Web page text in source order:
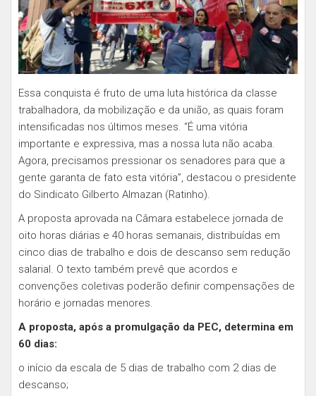
Essa conquista é fruto de uma luta histórica da classe
trabalhadora, da mobilização e da união, as quais foram
intensificadas nos últimos meses. “É uma vitória
importante e expressiva, mas a nossa luta não acaba.
Agora, precisamos pressionar os senadores para que a
gente garanta de fato esta vitória”, destacou o presidente
do Sindicato Gilberto Almazan (Ratinho).
A proposta aprovada na Câmara estabelece jornada de
oito horas diárias e 40 horas semanais, distribuídas em
cinco dias de trabalho e dois de descanso sem redução
salarial. O texto também prevê que acordos e
convenções coletivas poderão definir compensações de
horário e jornadas menores.
A proposta, após a promulgação da PEC, determina em
60 dias:
o início da escala de 5 dias de trabalho com 2 dias de
descanso;